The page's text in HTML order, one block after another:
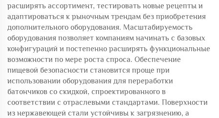
расширять ассортимент, тестировать новые рецепты и
адаптироваться к рыночным трендам без приобретения
дополнительного оборудования. Масштабируемость
оборудования позволяет компаниям начинать с базовых
конфигураций и постепенно расширять функциональные
возможности по мере роста спроса. Обеспечение
пищевой безопасности становится проще при
использовании оборудования для переработки
батончиков со скидкой, спроектированного в
соответствии с отраслевыми стандартами. Поверхности
из нержавеющей стали устойчивы к загрязнению, а